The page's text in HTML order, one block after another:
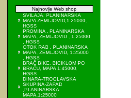
Najnovije Web shop
SVILAJA, PLANINARSKA
MAPA ZEMLJOVID,1:25000,
HGSS
PROMINA , PLANINARSKA
MAPA, ZEMLJOVID , 1:25000
, HGSS
OTOK RAB , PLANINARSKA
MAPA, ZEMLJOVID, 1:25000
, HGSS
BRAČ BIKE, BICIKLOM PO
BRAČU, MAPA 1:45000,
HGSS
DINARA-TROGLAVSKA
SKUPINA-ZAPAD
,PLANINARSKA
MAPA,1:25000